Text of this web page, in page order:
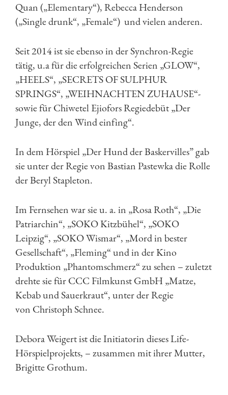
Quan („Elementary“), Rebecca Henderson
(„Single drunk“, „Female“) und vielen anderen.
Seit 2014 ist sie ebenso in der Synchron-Regie
tätig, u.a für die erfolgreichen Serien „GLOW“,
„HEELS“, „SECRETS OF SULPHUR
SPRINGS“, „WEIHNACHTEN ZUHAUSE“-
sowie für Chiwetel Ejiofors Regiedebüt „Der
Junge, der den Wind einfing“.
In dem Hörspiel „Der Hund der Baskervilles” gab
sie unter der Regie von Bastian Pastewka die Rolle
der Beryl Stapleton.
Im Fernsehen war sie u. a. in „Rosa Roth“, „Die
Patriarchin“, „SOKO Kitzbühel“, „SOKO
Leipzig“, „SOKO Wismar“, „Mord in bester
Gesellschaft“, „Fleming“ und in der Kino
Produktion „Phantomschmerz“ zu sehen – zuletzt
drehte sie für CCC Filmkunst GmbH „Matze,
Kebab und Sauerkraut“, unter der Regie
von Christoph Schnee.
Debora Weigert ist die Initiatorin dieses Life-
Hörspielprojekts, – zusammen mit ihrer Mutter,
Brigitte Grothum.